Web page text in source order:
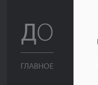
ГЛАВНОЕ